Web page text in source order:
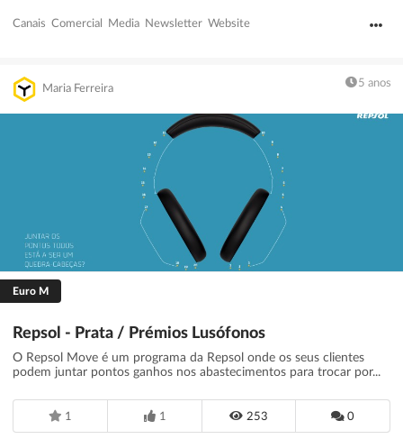
Canais Comercial Media Newsletter Website
Maria Ferreira 5 anos
Euro M
Repsol - Prata / Prémios Lusófonos
O Repsol Move é um programa da Repsol onde os seus clientes
podem juntar pontos ganhos nos abastecimentos para trocar por...
1 1 253 0